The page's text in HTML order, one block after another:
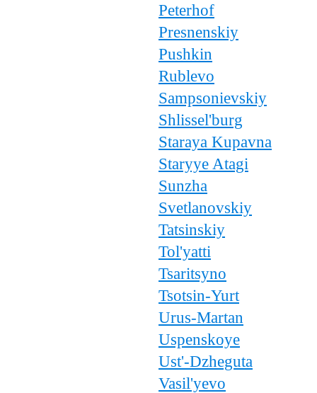
Peterhof
Presnenskiy
Pushkin
Rublevo
Sampsonievskiy
Shlissel'burg
Staraya Kupavna
Staryye Atagi
Sunzha
Svetlanovskiy
Tatsinskiy
Tol'yatti
Tsaritsyno
Tsotsin-Yurt
Urus-Martan
Uspenskoye
Ust'-Dzheguta
Vasil'yevo